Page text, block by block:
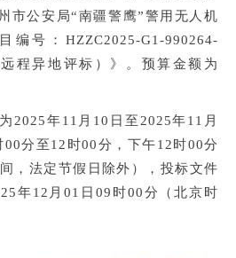
市公安局“南疆警鹰”警用无人机
编号：HZZC2025-G1-990264-
程异地评标）》。预算金额为
2025年11月10日至2025年11月
分至12时00分，下午12时00分
，法定节假日除外），投标文件
25年12月01日09时00分（北京时